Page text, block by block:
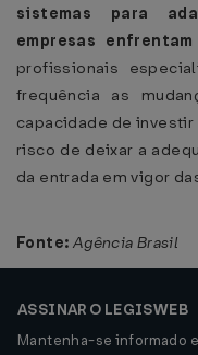
sistemas para
empresas
profissionais
frequência as
capacidade de
risco de deixar a
da entrada em vigor
Fonte: Agência Brasil
ASSINAR O LEGISWEB
Mantenha-se informado